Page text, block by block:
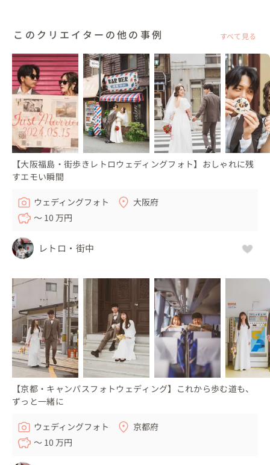
と、
皆さん声をそろえて「シャンパン🥂！！」と答えてくださ
って、あたたかな笑顔に包まれました。
終始明るく楽しいご家族に囲まれ、とても素敵な一日とな
りました😆
▽許可取りやアイテムについて
居酒屋での撮影は、おふたり行きつけのお店だったのでお
ふたりに許可を取っていただきました。
商店街での撮影許可は、私の方で手配しました。
た。
▽メッセージ
「前撮りしたいな」そんなざっくりとした相談からでも
いつも行く場所や思い出の地、趣味や好きなこと、好きな
お酒などなど、会話を通してぴったりな場所やシチュエー
ションを決めていきましょう。
​​私が大切にしていることは「素敵に気づき、素敵を築く写
真」 おふたりにしか出せない空気、自然な表情や雰囲気に
目を向けて、それを写真にします。
その時、その場でしか出会えない光や空気、おふたりの関
す。
このクリエイターの他の事例 すべて見る
【大阪福島・街歩きレトロウェディングフォト】おしゃれに残
すエモい瞬間
ウェディングフォト
大阪府
〜 10 万円
レトロ・街中
【京都・キャンパスフォトウェディング】これから歩む道も、
ずっと一緒に
ウェディングフォト
京都府
〜 10 万円